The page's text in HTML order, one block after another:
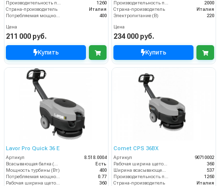
Производительность по площади (м2/ч)
1260
Страна-производитель
Италия
Потребляемая мощность (Вт)
400
Цена
211 000 руб.
Купить
Производительность по площади (м2/ч)
2000
Страна-производитель
Италия
Электропитание (В)
220
Цена
234 000 руб.
Купить
Lavor Pro Quick 36 E
Артикул
8.518.0004
Есть
Мощность турбины (Вт)
400
0.77
360
Comet CPS 36BX
Артикул
90710002
360
537
1260
Страна-производитель
Италия